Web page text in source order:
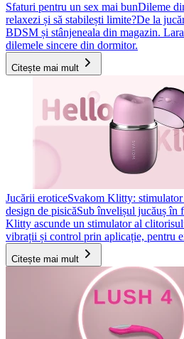
Sfaturi pentru un sex mai bunDileme
relaxezi și să stabilești limite?De la
BDSM și stânjeneala din magazin.
dilemele sincere din dormitor.
Citește mai mult
Jucării eroticeSvakom Klitty:
design de pisicăSub învelișul jucăuș în
Klitty ascunde un stimulator al
vibrații și control prin aplicație, pentru
Citește mai mult